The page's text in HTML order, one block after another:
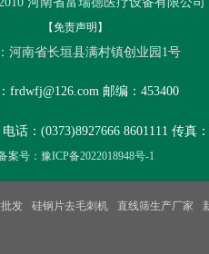
【免责声明】
河南省长垣县满村镇创业园1号
frdwfj@126.com 邮编：453400
话：(0373)8927666 8601111 传真
案号：豫ICP备2022018948号-1
发 硅钢片去毛刺机 直线筛生产厂家